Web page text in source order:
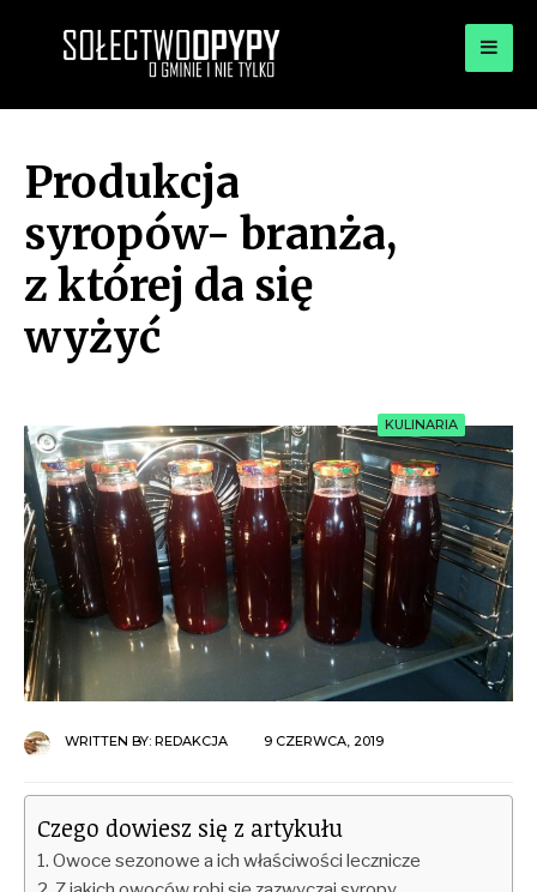
OPYPY.PL
Produkcja
syropów- branża,
z której da się
wyżyć
KULINARIA
WRITTEN BY: REDAKCJA 9 CZERWCA, 2019
Czego dowiesz się z artykułu
Owoce sezonowe a ich właściwości lecznicze